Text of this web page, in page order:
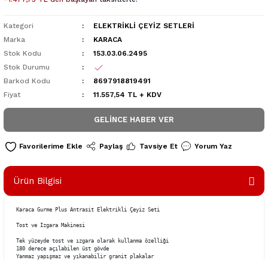
Kategori
ELEKTRİKLİ ÇEYİZ SETLERİ
Marka
KARACA
Stok Kodu
153.03.06.2495
Stok Durumu
Barkod Kodu
8697918819491
Fiyat
11.557,54 TL + KDV
GELINCE HABER VER
Paylaş Tavsiye Et Yorum Yaz
Ürün Bilgisi
Karaca Gurme Plus Antrasit Elektrikli Çeyiz Seti
Tost ve Izgara Makinesi
Tek yüzeyde tost ve ızgara olarak kullanma özelliği
180 derece açılabilen üst gövde
Yanmaz yapışmaz ve yıkanabilir granit plakalar